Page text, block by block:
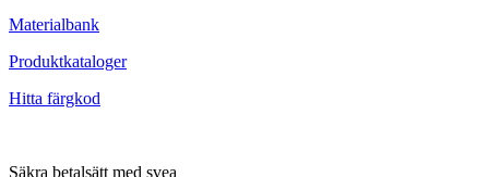
Materialbank
Produktkataloger
Hitta färgkod
Säkra betalsätt med svea